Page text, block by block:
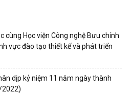
cùng Học viện Công nghệ Bưu chính
vực đào tạo thiết kế và phát triển
dịp kỷ niệm 11 năm ngày thành